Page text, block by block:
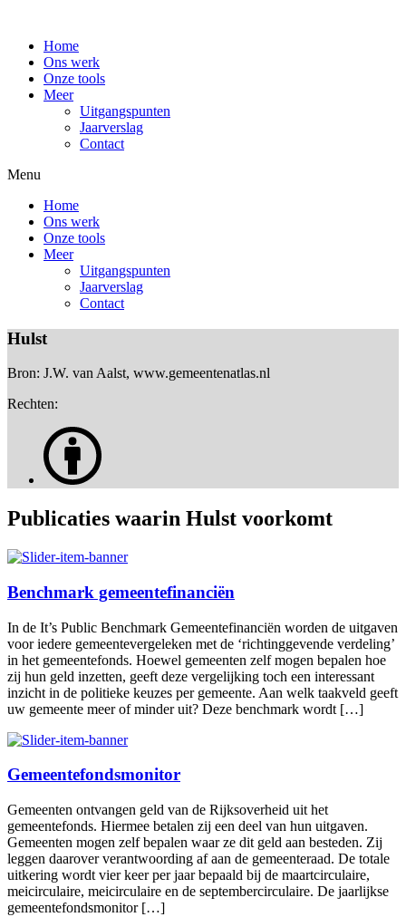
Home
Ons werk
Onze tools
Meer
Uitgangspunten
Jaarverslag
Contact
Menu
Home
Ons werk
Onze tools
Meer
Uitgangspunten
Jaarverslag
Contact
Hulst
Bron: J.W. van Aalst, www.gemeentenatlas.nl
Rechten:
Publicaties waarin Hulst voorkomt
Benchmark gemeentefinanciën
In de It’s Public Benchmark Gemeentefinanciën worden de uitgaven
voor iedere gemeentevergeleken met de ‘richtinggevende verdeling’
in het gemeentefonds. Hoewel gemeenten zelf mogen bepalen hoe
zij hun geld inzetten, geeft deze vergelijking toch een interessant
inzicht in de politieke keuzes per gemeente. Aan welk taakveld geeft
uw gemeente meer of minder uit? Deze benchmark wordt […]
Gemeentefondsmonitor
Gemeenten ontvangen geld van de Rijksoverheid uit het
gemeentefonds. Hiermee betalen zij een deel van hun uitgaven.
Gemeenten mogen zelf bepalen waar ze dit geld aan besteden. Zij
leggen daarover verantwoording af aan de gemeenteraad. De totale
uitkering wordt vier keer per jaar bepaald bij de maartcirculaire,
meicirculaire, meicirculaire en de septembercirculaire. De jaarlijkse
gemeentefondsmonitor […]